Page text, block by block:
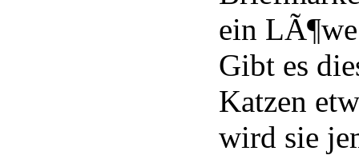
ein
Gibt es
Katzen
wird sie